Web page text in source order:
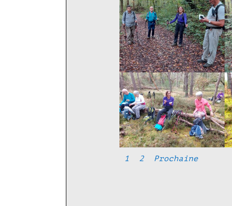
1 2 Prochaine